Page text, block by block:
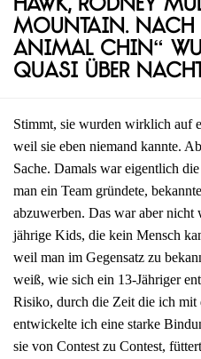
Hawk, Rodney
Mountain. Nach
Animal Chin“
quasi über
Stimmt, sie wurden wirklich auf
weil sie eben niemand kannte.
Sache. Damals war eigentlich
man ein Team gründete,
abzuwerben. Das war aber
jährige Kids, die kein Mensch
weil man im Gegensatz zu
weiß, wie sich ein 13-Jähriger
Risiko, durch die Zeit die ich mit
entwickelte ich eine starke
sie von Contest zu Contest,